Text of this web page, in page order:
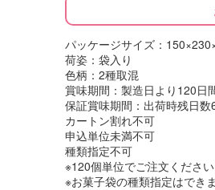
パッケージサイズ：
荷姿：袋入り
色柄：2種取混
賞味期間：製造日より120日
保証賞味期間：出荷時残日数
カートン割れ不可
申込単位未満不可
種類指定不可
※120個単位でご注文ください
※お菓子袋の種類指定はできま